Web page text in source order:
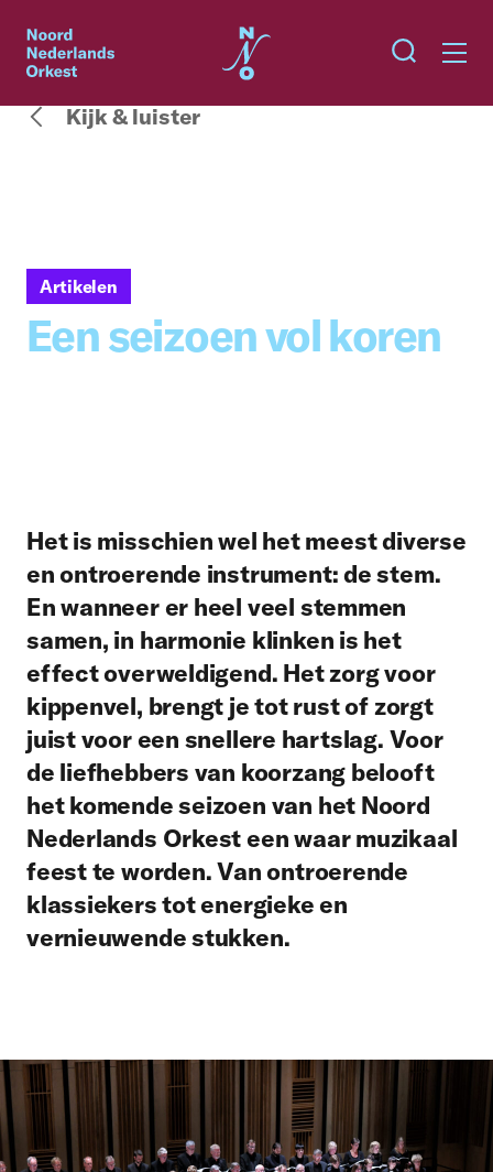
Kijk & luister
Artikelen
Een seizoen vol koren
Het is misschien wel het meest diverse
en ontroerende instrument: de stem.
En wanneer er heel veel stemmen
samen, in harmonie klinken is het
effect overweldigend. Het zorg voor
kippenvel, brengt je tot rust of zorgt
juist voor een snellere hartslag. Voor
de liefhebbers van koorzang belooft
het komende seizoen van het Noord
Nederlands Orkest een waar muzikaal
feest te worden. Van ontroerende
klassiekers tot energieke en
vernieuwende stukken.